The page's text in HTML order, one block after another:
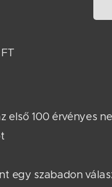
első 100 érvényes
egy szabadon